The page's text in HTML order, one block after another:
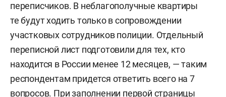
переписчиков. В неблагополучные квартиры
те будут ходить только в сопровождении
участковых сотрудников полиции. Отдельный
переписной лист подготовили для тех, кто
находится в России менее 12 месяцев, — таким
респондентам придется ответить всего на 7
вопросов. При заполнении первой страницы